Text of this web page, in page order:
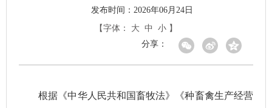
发布时间：2026年06月24日
【字体：
大 中 小 】
分享：
根据《中华人民共和国畜牧法》《种畜禽生产经营